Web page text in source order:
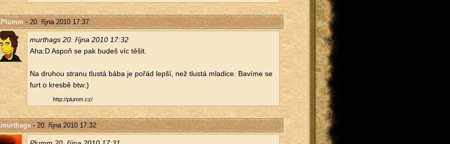
Plumm - 20. října 2010 17:37
murthags 20. října 2010 17:32
Aha:D Aspoň se pak budeš víc těšit.
Na dru­hou stra­nu tlus­tá bába je pořád lepší, než tlus­tá mla­di­ce. Ba­ví­me se
furt o kresbě btw:)
http://​plumm.​cz/​
murthags- 20. října 2010 17:32